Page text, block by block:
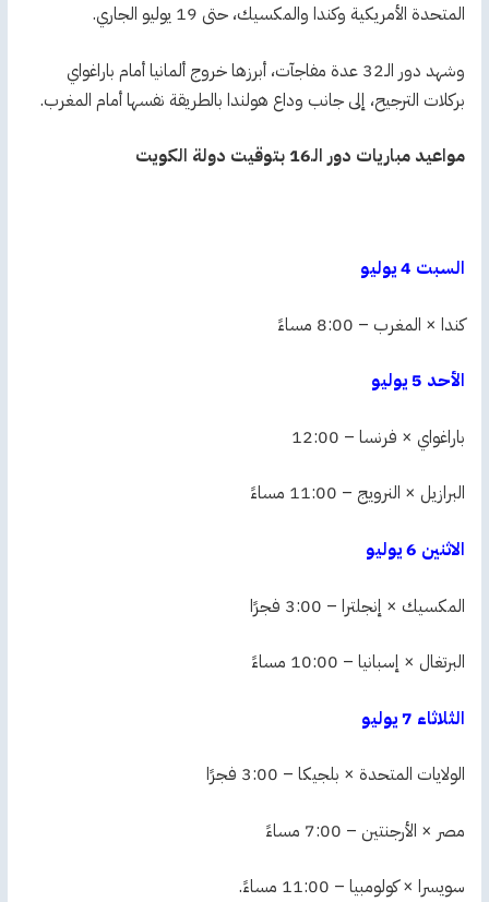
المتحدة الأمريكية وكندا والمكسيك، حتى 19 يوليو الجاري.
وشهد دور الـ32 عدة مفاجآت، أبرزها خروج ألمانيا أمام باراغواي
بركلات الترجيح، إلى جانب وداع هولندا بالطريقة نفسها أمام المغرب.
مواعيد مباريات دور الـ16 بتوقيت دولة الكويت
السبت 4 يوليو
كندا × المغرب – 8:00 مساءً
الأحد 5 يوليو
باراغواي × فرنسا – 12:00
البرازيل × النرويج – 11:00 مساءً
الاثنين 6 يوليو
المكسيك × إنجلترا – 3:00 فجرًا
البرتغال × إسبانيا – 10:00 مساءً
الثلاثاء 7 يوليو
الولايات المتحدة × بلجيكا – 3:00 فجرًا
مصر × الأرجنتين – 7:00 مساءً
سويسرا × كولومبيا – 11:00 مساءً.